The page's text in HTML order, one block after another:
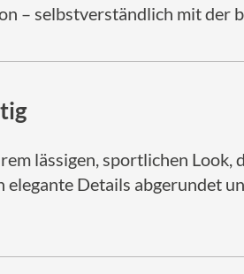
– selbstverständlich mit der
lässigen, sportlichen
Details abgerundet